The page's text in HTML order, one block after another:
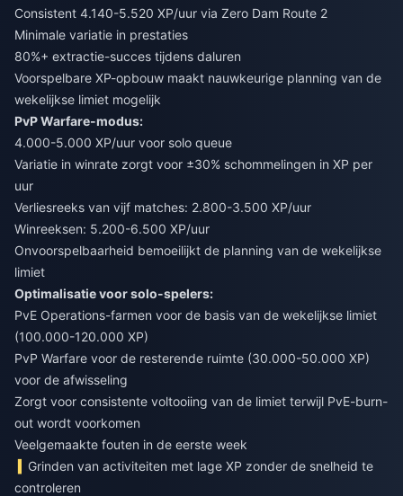
Consistent 4.140-5.520 XP/uur via Zero Dam Route 2
Minimale variatie in prestaties
80%+ extractie-succes tijdens daluren
Voorspelbare XP-opbouw maakt nauwkeurige planning van de
wekelijkse limiet mogelijk
PvP Warfare-modus:
4.000-5.000 XP/uur voor solo queue
Variatie in winrate zorgt voor ±30% schommelingen in XP per
uur
Verliesreeks van vijf matches: 2.800-3.500 XP/uur
Winreeksen: 5.200-6.500 XP/uur
Onvoorspelbaarheid bemoeilijkt de planning van de wekelijkse
limiet
Optimalisatie voor solo-spelers:
PvE Operations-farmen voor de basis van de wekelijkse limiet
(100.000-120.000 XP)
PvP Warfare voor de resterende ruimte (30.000-50.000 XP)
voor de afwisseling
Zorgt voor consistente voltooiing van de limiet terwijl PvE-burn-
out wordt voorkomen
Veelgemaakte fouten in de eerste week
Grinden van activiteiten met lage XP zonder de snelheid te
controleren